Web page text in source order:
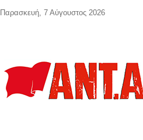
Παρασκευή, 7 Αύγουστος 2026